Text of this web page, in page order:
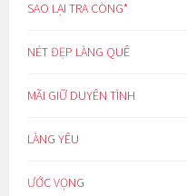
SAO LẠI TRA CÒNG*
NÉT ĐẸP LÀNG QUÊ
MÃI GIỮ DUYÊN TÌNH
LÀNG YÊU
ƯỚC VỌNG